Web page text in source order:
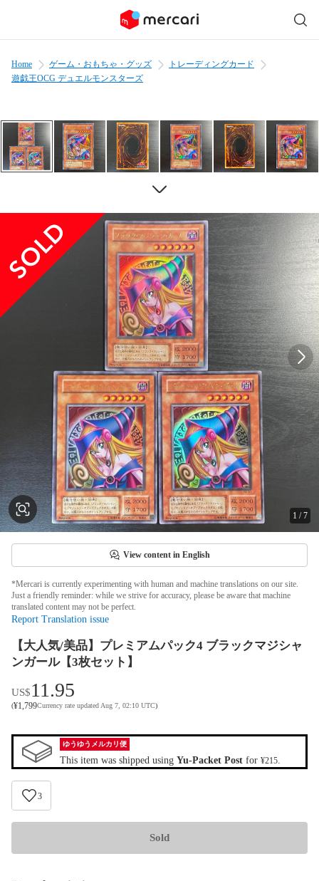
Home ゲーム・おもちゃ・グッズ
トレーディングカード
遊戯王OCG デュエルモンスターズ
1 /7
View content in English
*Mercari is currently experimenting with human and machine translations on our site.
Just a friendly reminder: while we strive for accuracy, please be aware that machine
translated content may not be perfect.
Report Translation issue
【大人気/美品】プレミアムパック4 ブラックマジシャ
ンガール【3枚セット】
US$11.95
(¥1,799Currency rate updated Aug 7, 02:10 UTC)
ゆうゆうメルカリ便
This item was shipped using Yu-Packet Post for ¥215
3
Sold